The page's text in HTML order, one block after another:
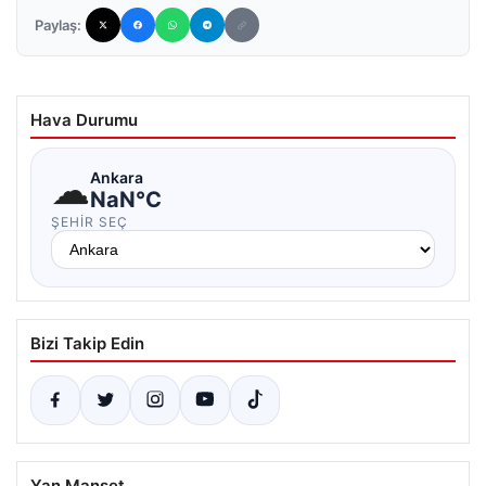
Paylaş:
Hava Durumu
☁Ankara
NaN°C
ŞEHIR SEÇ
Bizi Takip Edin